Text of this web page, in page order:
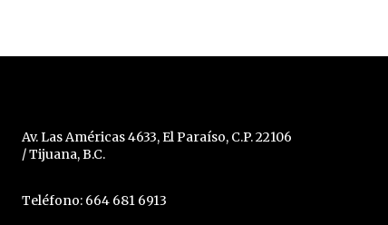
Av. Las Américas 4633, El Paraíso, C.P. 22106
/ Tijuana, B.C.
Teléfono: 664 681 6913